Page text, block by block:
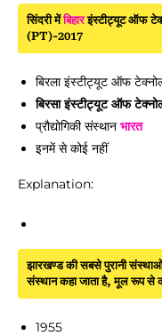
सिंदरी मेंबिहारइंस्टीट्यूट ऑफ
(PT)-2017
बिरला इंस्टीट्यूट ऑफ
बिरसा इंस्टीट्यूट ऑफ
प्रौद्योगिकी संस्थान भारत
इनमें से कोई नहीं
Explanation:
झारखण्ड की सबसे पुरानी
संस्थान कहा जाता है, मूल रूप से
1955